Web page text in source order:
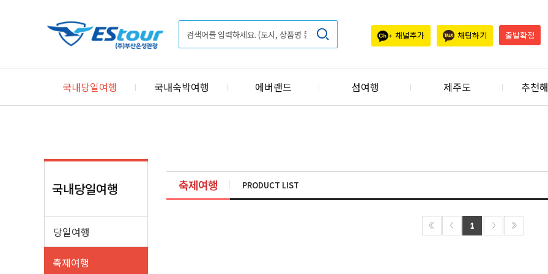
출발확정
채팅하기
채널추가
국내당일여행 국내숙박여행 에버랜드 섬여행 제주도 추천
국내당일여행
당일여행
축제여행
축제여행 PRODUCT LIST
1